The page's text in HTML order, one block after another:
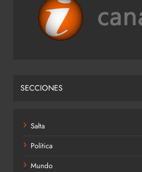
SECCIONES
Salta
Política
Mundo